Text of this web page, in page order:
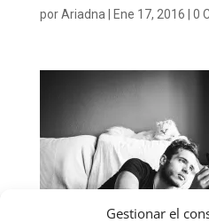
Gestionar el
porAriadna Ene 17, 2016 0